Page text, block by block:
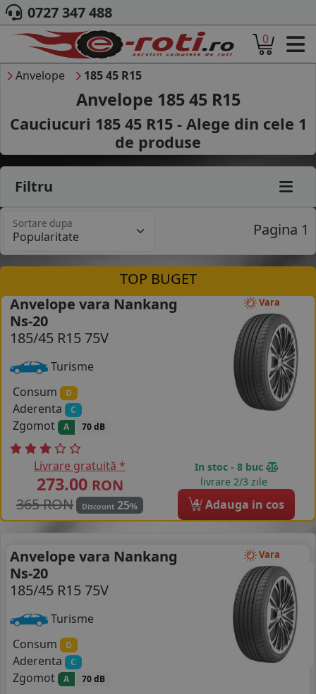
ACASA
DESPRE NOI
ANVELOPE
AUTO
CAMION
MOTO
AGROINDUSTRIALE
MARCA AUTO
B2B - COLABORARE COMPANII
CONTACT
COS (
0727 347 488
0
Anvelope 185 45 R15
Anvelope 185 45 R15
Cauciucuri 185 45 R15 - Alege din cele 1
de produse
Filtru
Sortare dupa Pagina 1
TOP BUGET
Vara
Anvelope vara Nankang
Ns-20
185/45 R15 75V
Turisme
Consum
D
Aderenta C
Zgomot A 70 dB
Livrare gratuită *
273.00 RON
365 RON
Discount 25%
In stoc - 8 buc
livrare 2/3 zile
4 Adauga in cos
Vara
Anvelope vara Nankang
Ns-20
185/45 R15 75V
Turisme
Consum
D
Aderenta C
Zgomot A 70 dB